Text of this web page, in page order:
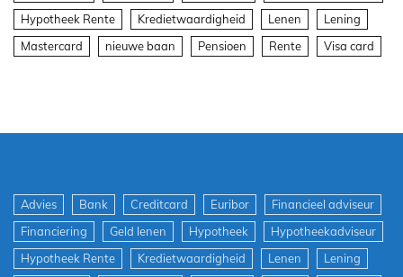
Hypotheek Rente
Kredietwaardigheid Lenen
Lening
Mastercard
nieuwe baan Pensioen Rente Visa card
Advies Bank Creditcard Euribor
Financieel adviseur
Financiering
Geld lenen Hypotheek
Hypotheekadviseur
Hypotheek Rente
Kredietwaardigheid Lenen
Lening